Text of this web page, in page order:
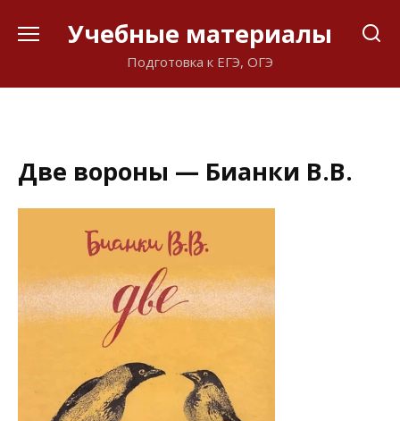
Учебные материалы
Подготовка к ЕГЭ, ОГЭ
Две вороны — Бианки В.В.